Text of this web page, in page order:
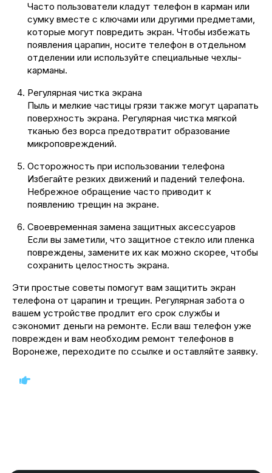
Часто пользователи кладут телефон в карман или
сумку вместе с ключами или другими предметами,
которые могут повредить экран. Чтобы избежать
появления царапин, носите телефон в отдельном
отделении или используйте специальные чехлы-
карманы.
Регулярная чистка экрана
Пыль и мелкие частицы грязи также могут царапать
поверхность экрана. Регулярная чистка мягкой
тканью без ворса предотвратит образование
микроповреждений.
Осторожность при использовании телефона
Избегайте резких движений и падений телефона.
Небрежное обращение часто приводит к
появлению трещин на экране.
Своевременная замена защитных аксессуаров
Если вы заметили, что защитное стекло или пленка
повреждены, замените их как можно скорее, чтобы
сохранить целостность экрана.
Эти простые советы помогут вам защитить экран
телефона от царапин и трещин. Регулярная забота о
вашем устройстве продлит его срок службы и
сэкономит деньги на ремонте. Если ваш телефон уже
поврежден и вам необходим ремонт телефонов в
Воронеже, переходите по ссылке и оставляйте заявку.